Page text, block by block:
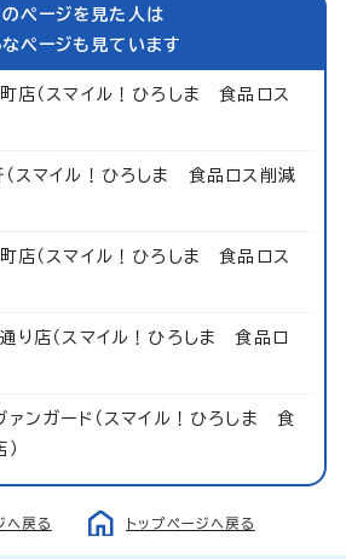
のページを見た人は
なページも見ています
（スマイル！ひろしま 食品ロス
スマイル！ひろしま 食品ロス削減
（スマイル！ひろしま 食品ロス
店（スマイル！ひろしま 食品ロ
ァンガード（スマイル！ひろしま 食
へ戻る トップページへ戻る